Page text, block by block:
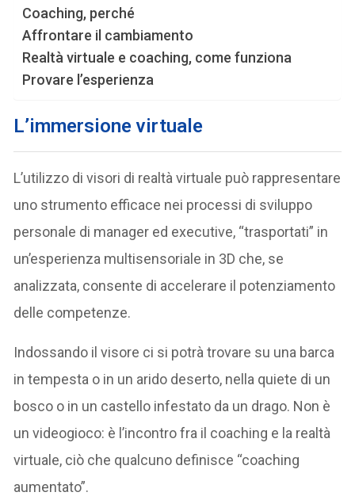
Coaching, perché
Affrontare il cambiamento
Realtà virtuale e coaching, come funziona
Provare l’esperienza
L’immersione virtuale
L’utilizzo di visori di realtà virtuale può rappresentare
uno strumento efficace nei processi di sviluppo
personale di manager ed executive, “trasportati” in
un’esperienza multisensoriale in 3D che, se
analizzata, consente di accelerare il potenziamento
delle competenze.
Indossando il visore ci si potrà trovare su una barca
in tempesta o in un arido deserto, nella quiete di un
bosco o in un castello infestato da un drago. Non è
un videogioco: è l’incontro fra il coaching e la realtà
virtuale, ciò che qualcuno definisce “coaching
aumentato”.